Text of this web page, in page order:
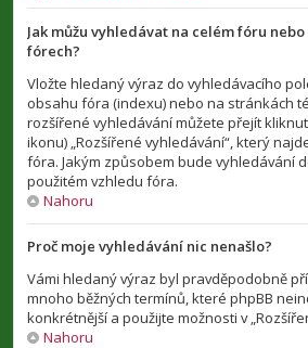
Jak můžu vyhledávat na celém fóru
fórech?
Vložte hledaný výraz do vyhledávacího
obsahu fóra (indexu) nebo na stránkách
rozšířené vyhledávání můžete přejít
ikonu) „Rozšířené vyhledávání“, který
fóra. Jakým způsobem bude vyhledávání
použitém vzhledu fóra.
Nahoru
Proč moje vyhledávání nic nenašlo?
Vámi hledaný výraz byl pravděpodobně
mnoho běžných termínů, které phpBB
konkrétnější a použijte možnosti v
Nahoru